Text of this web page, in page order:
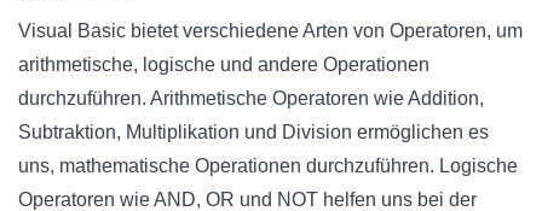
Visual Basic bietet verschiedene Arten von Operatoren, um
arithmetische, logische und andere Operationen
durchzuführen. Arithmetische Operatoren wie Addition,
Subtraktion, Multiplikation und Division ermöglichen es
uns, mathematische Operationen durchzuführen. Logische
Operatoren wie AND, OR und NOT helfen uns bei der